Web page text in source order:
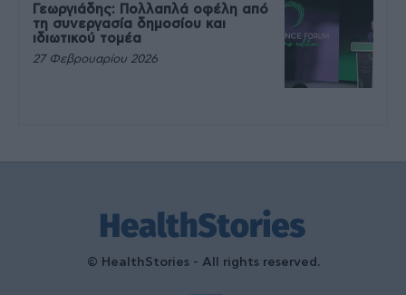
Γεωργιάδης: Πολλαπλά οφέλη από
τη συνεργασία δημοσίου και
ιδιωτικού τομέα
27 Φεβρουαρίου 2026
© HealthStories - All rights reserved.